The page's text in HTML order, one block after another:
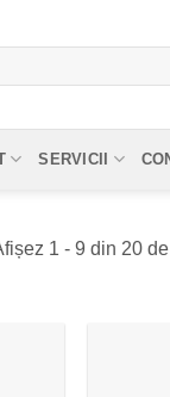
SERVICII
1 - 9 din 20